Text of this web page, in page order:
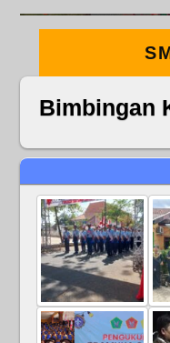
SMPN 1
Bimbingan